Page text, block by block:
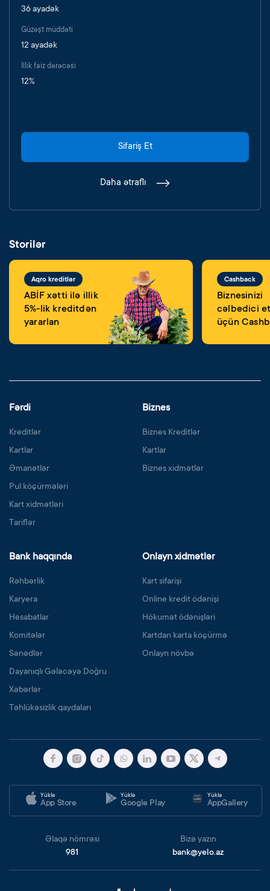
36 ayadək
Güzəşt müddəti
12 ayadək
İllik faiz dərəcəsi
12%
Sifariş Et
Daha ətraflı
Storilər
Aqro kreditlər
ABİF xətti ilə illik
5%-lik kreditdən
yararlan
Cashback
Biznesinizi
cəlbedici
üçün
Fərdi
Kreditlər
Kartlar
Əmanətlər
Pul köçürmələri
Kart xidmətləri
Tariflər
Biznes
Biznes Kreditlər
Kartlar
Biznes xidmətlər
Bank haqqında
Rəhbərlik
Karyera
Hesabatlar
Komitələr
Sənədlər
Dayanıqlı Gələcəyə Doğru
Xəbərlər
Təhlükəsizlik qaydaları
Onlayn xidmətlər
Kart sifarişi
Online kredit ödənişi
Hökumət ödənişləri
Kartdan karta köçürmə
Onlayn növbə
Yüklə
App Store
Yüklə
Google Play
Yüklə
AppGallery
Əlaqə nömrəsi
981
Bizə yazın
bank@yelo.az